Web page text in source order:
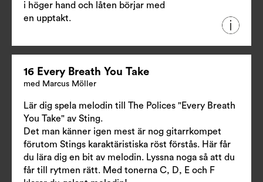
i höger hand och låten börjar med
en upptakt.
16 Every Breath You Take
med Marcus Möller
Lär dig spela melodin till The Polices "Every Breath
You Take" av Sting.
Det man känner igen mest är nog gitarrkompet
förutom Stings karaktäristiska röst förstås. Här får
du lära dig en bit av melodin. Lyssna noga så att du
får till rytmen rätt. Med tonerna C, D, E och F